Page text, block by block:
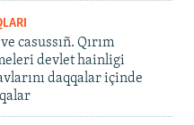
casussıñ. Qırım
devlet hainligi
daqqalar içinde